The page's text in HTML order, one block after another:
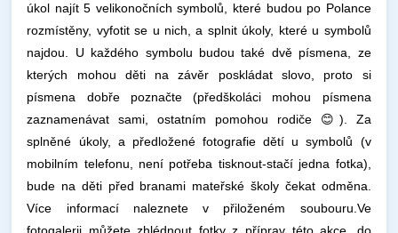
úkol najít 5 velikonočních symbolů, které budou po Polance
rozmístěny, vyfotit se u nich, a splnit úkoly, které u symbolů
najdou. U každého symbolu budou také dvě písmena, ze
kterých mohou děti na závěr poskládat slovo, proto si
písmena dobře poznačte (předškoláci mohou písmena
zaznamenávat sami, ostatním pomohou rodiče 😊 ). Za
splněné úkoly, a předložené fotografie dětí u symbolů (v
mobilním telefonu, není potřeba tisknout-stačí jedna fotka),
bude na děti před branami mateřské školy čekat odměna.
Více informací naleznete v přiloženém soubouru.Ve